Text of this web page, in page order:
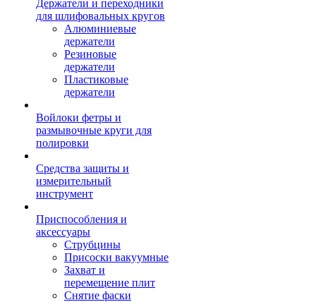
Держатели и переходники
для шлифовальных кругов
Алюминиевые
держатели
Резиновые
держатели
Пластиковые
держатели
Войлоки фетры и
размывочные круги для
полировки
Средства защиты и
измерительный
инструмент
Приспособления и
аксессуары
Струбцины
Присоски вакуумные
Захват и
перемещение плит
Снятие фаски